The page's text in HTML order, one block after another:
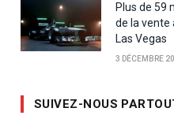
Plus de 59
de la vente
Las Vegas
3 DÉCEMBRE
SUIVEZ-NOUS